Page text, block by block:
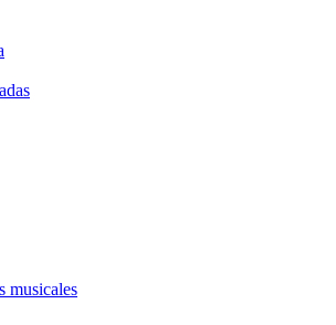
musicales